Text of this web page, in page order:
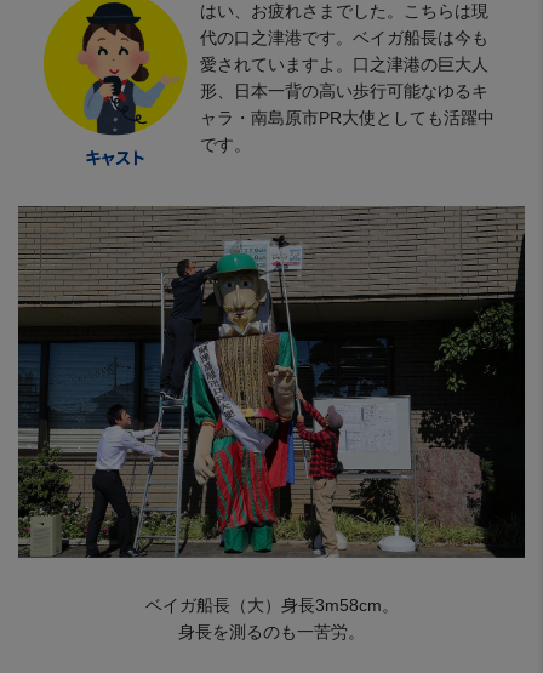
はい、お疲れさまでした。こちらは現
代の口之津港です。ベイガ船長は今も
愛されていますよ。口之津港の巨大人
形、日本一背の高い歩行可能なゆるキ
ャラ・南島原市PR大使としても活躍中
です。
ベイガ船長（大）身長3m58cm。
身長を測るのも一苦労。